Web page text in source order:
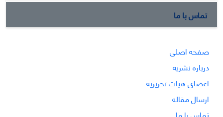
تماس با ما
صفحه اصلی
درباره نشریه
اعضای هیات تحریریه
ارسال مقاله